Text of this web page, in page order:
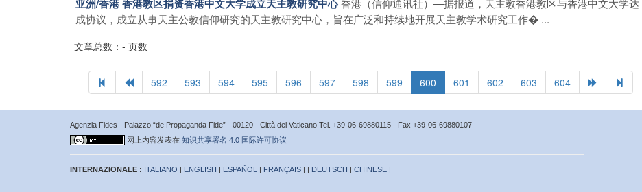
亚洲/香港 香港教区捐资香港中文大学成立天主教研究中心
成协议，成立从事天主公教信仰研究的天主教研究中心，旨在广泛和持续地开展天主教学术研究工作� ...
文章总数：- 页数
592 593 594 595 596 597 598 599 600 601 602 603 604
Agenzia Fides - Palazzo “de Propaganda Fide” - 00120 - Città del Vaticano Tel. +39-06-69880115 - Fax +39-06-69880107
网上内容发表在 知识共享署名 4.0 国际许可协议
INTERNAZIONALE : ITALIANO | ENGLISH | ESPAÑOL | FRANÇAIS | | DEUTSCH | CHINESE |